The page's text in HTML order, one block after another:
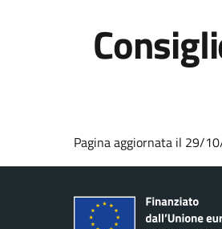
Pagina aggiornata il 29/